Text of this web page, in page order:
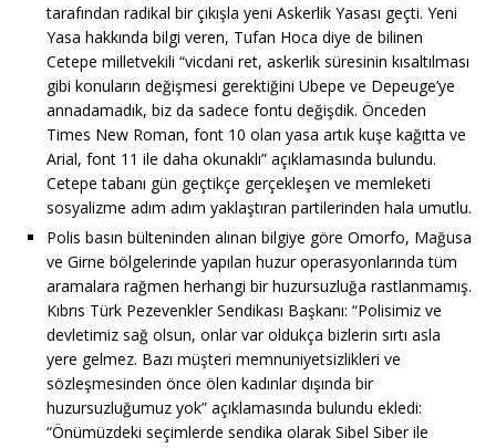
tarafından radikal bir çıkışla yeni Askerlik Yasası geçti. Yeni
Yasa hakkında bilgi veren, Tufan Hoca diye de bilinen
Cetepe milletvekili “vicdani ret, askerlik süresinin kısaltılması
gibi konuların değişmesi gerektiğini Ubepe ve Depeuge’ye
annadamadık, biz da sadece fontu değişdik. Önceden
Times New Roman, font 10 olan yasa artık kuşe kağıtta ve
Arial, font 11 ile daha okunaklı” açıklamasında bulundu.
Cetepe tabanı gün geçtikçe gerçekleşen ve memleketi
sosyalizme adım adım yaklaştıran partilerinden hala umutlu.
Polis basın bülteninden alınan bilgiye göre Omorfo, Mağusa
ve Girne bölgelerinde yapılan huzur operasyonlarında tüm
aramalara rağmen herhangi bir huzursuzluğa rastlanmamış.
Kıbrıs Türk Pezevenkler Sendikası Başkanı: “Polisimiz ve
devletimiz sağ olsun, onlar var oldukça bizlerin sırtı asla
yere gelmez. Bazı müşteri memnuniyetsizlikleri ve
sözleşmesinden önce ölen kadınlar dışında bir
huzursuzluğumuz yok” açıklamasında bulundu ekledi:
“Önümüzdeki seçimlerde sendika olarak Sibel Siber ile